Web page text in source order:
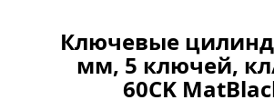
Ключевые
мм, 5 ключей,
60CK